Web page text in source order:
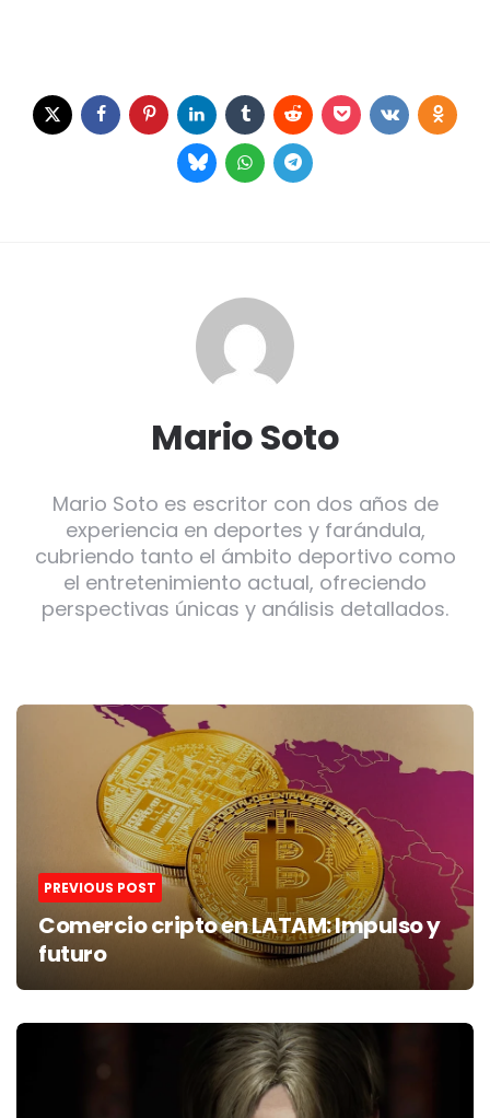
Mario Soto
Mario Soto es escritor con dos años de
experiencia en deportes y farándula,
cubriendo tanto el ámbito deportivo como
el entretenimiento actual, ofreciendo
perspectivas únicas y análisis detallados.
Post
navigation
PREVIOUS POST
Comercio cripto en LATAM: Impulso y
futuro